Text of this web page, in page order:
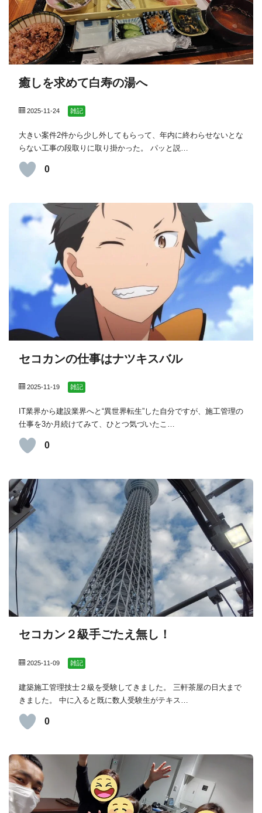
癒しを求めて白寿の湯へ
2025-11-24 雑記
大きい案件2件から少し外してもらって、年内に終わらせないとな
らない工事の段取りに取り掛かった。 パッと説…
0
セコカンの仕事はナツキスバル
2025-11-19 雑記
IT業界から建設業界へと“異世界転生”した自分ですが、施工管理の
仕事を3か月続けてみて、ひとつ気づいたこ…
0
セコカン２級手ごたえ無し！
2025-11-09 雑記
建築施工管理技士２級を受験してきました。 三軒茶屋の日大まで
きました。 中に入ると既に数人受験生がテキス…
0